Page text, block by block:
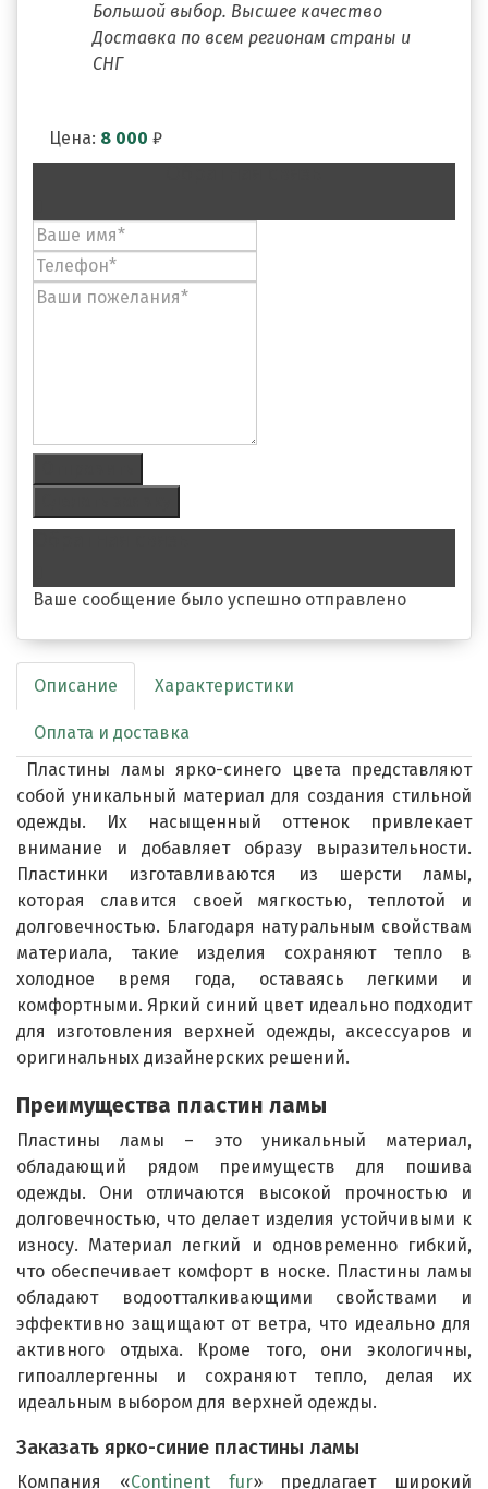
Большой выбор. Высшее качество
Доставка по всем регионам страны и
СНГ
Цена: 8 000 ₽
Ваше сообщение было успешно отправлено
Описание Характеристики
Оплата и доставка
Пластины ламы ярко-синего цвета представляют
собой уникальный материал для создания стильной
одежды. Их насыщенный оттенок привлекает
внимание и добавляет образу выразительности.
Пластинки изготавливаются из шерсти ламы,
которая славится своей мягкостью, теплотой и
долговечностью. Благодаря натуральным свойствам
материала, такие изделия сохраняют тепло в
холодное время года, оставаясь легкими и
комфортными. Яркий синий цвет идеально подходит
для изготовления верхней одежды, аксессуаров и
оригинальных дизайнерских решений.
Преимущества пластин ламы
Пластины ламы – это уникальный материал,
обладающий рядом преимуществ для пошива
одежды. Они отличаются высокой прочностью и
долговечностью, что делает изделия устойчивыми к
износу. Материал легкий и одновременно гибкий,
что обеспечивает комфорт в носке. Пластины ламы
обладают водоотталкивающими свойствами и
эффективно защищают от ветра, что идеально для
активного отдыха. Кроме того, они экологичны,
гипоаллергенны и сохраняют тепло, делая их
идеальным выбором для верхней одежды.
Заказать ярко-синие пластины ламы
Компания «Continent fur» предлагает широкий